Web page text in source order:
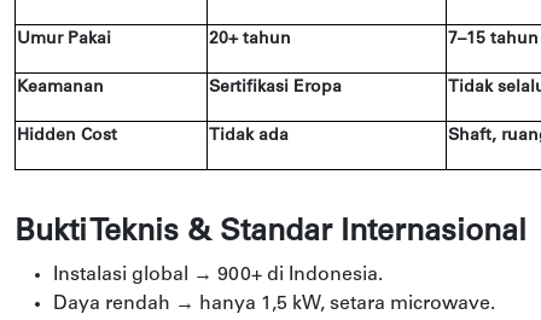
Umur Pakai 20+ tahun 7–15 tahun
Keamanan Sertifikasi Eropa Tidak
Hidden Cost Tidak ada Shaft,
Bukti Teknis & Standar Internasional
Instalasi global → 900+ di Indonesia.
Daya rendah → hanya 1,5 kW, setara microwave.